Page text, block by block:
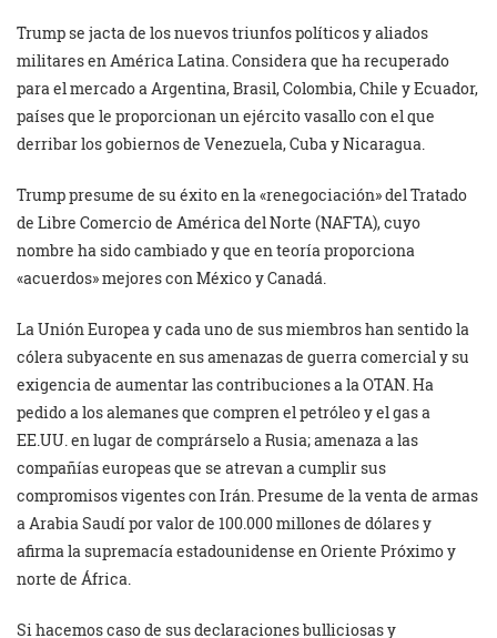
Trump se jacta de los nuevos triunfos políticos y aliados
militares en América Latina. Considera que ha recuperado
para el mercado a Argentina, Brasil, Colombia, Chile y Ecuador,
países que le proporcionan un ejército vasallo con el que
derribar los gobiernos de Venezuela, Cuba y Nicaragua.
Trump presume de su éxito en la «renegociación» del Tratado
de Libre Comercio de América del Norte (NAFTA), cuyo
nombre ha sido cambiado y que en teoría proporciona
«acuerdos» mejores con México y Canadá.
La Unión Europea y cada uno de sus miembros han sentido la
cólera subyacente en sus amenazas de guerra comercial y su
exigencia de aumentar las contribuciones a la OTAN. Ha
pedido a los alemanes que compren el petróleo y el gas a
EE.UU. en lugar de comprárselo a Rusia; amenaza a las
compañías europeas que se atrevan a cumplir sus
compromisos vigentes con Irán. Presume de la venta de armas
a Arabia Saudí por valor de 100.000 millones de dólares y
afirma la supremacía estadounidense en Oriente Próximo y
norte de África.
Si hacemos caso de sus declaraciones bulliciosas y